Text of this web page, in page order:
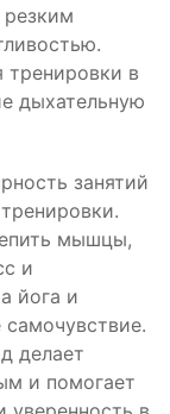
в
дыхательную
занятий
мышцы,
и
йога и
делает
и помогает